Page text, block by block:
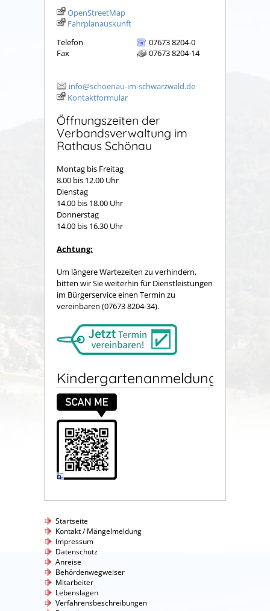
OpenStreetMap
Fahrplanauskunft
Telefon
07673 8204-0
Fax
07673 8204-14
info@schoenau-im-schwarzwald.de
Kontaktformular
Öffnungszeiten der
Verbandsverwaltung im
Rathaus Schönau
Montag bis Freitag
8.00 bis 12.00 Uhr
Dienstag
14.00 bis 18.00 Uhr
Donnerstag
14.00 bis 16.30 Uhr
Achtung:
Um längere Wartezeiten zu verhindern,
bitten wir Sie weiterhin für Dienstleistungen
im Bürgerservice einen Termin zu
vereinbaren (07673 8204-34).
Kindergartenanmeldung
Startseite
Kontakt / Mängelmeldung
Impressum
Datenschutz
Anreise
Behördenwegweiser
Mitarbeiter
Lebenslagen
Verfahrensbeschreibungen